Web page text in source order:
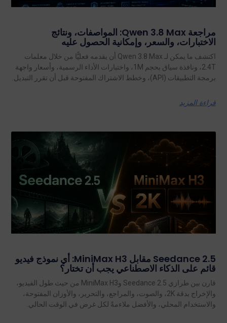
مراجعة Qwen 3.8 Max: المواصفات، ونتائج
الاختبارات، والسعر، وإمكانية الحصول عليه
اكتشف ما يمكن لـ Qwen 3.8 Max أن يقدمه فعليًّا من خلال معلمات
2.4T، ونافذة سياق بحجم 1M، واختبارات الأداء الرسمية، وأسعار واجهة
برمجة التطبيقات (API)، وخطط الاشتراك المفتوحة قبل أن تقرر التبديل.
قراءة المزيد
Seedance 2.5 مقابل MiniMax H3: أي نموذج فيديو
قائم على الذكاء الاصطناعي يجب أن تختار؟
قارن بين طرازي Seedance 2.5 وMiniMax H3 من حيث طول الفيديو،
والإخراج بدقة 2K، والصوت، والمراجع، والتحرير، والأوزان المفتوحة،
والاستخدام المحلي، والأفضل ملاءمةً لكل غرض في الوقت الحالي.